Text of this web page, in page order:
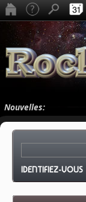
Nouvelles:
IDENTIFIEZ-VOUS